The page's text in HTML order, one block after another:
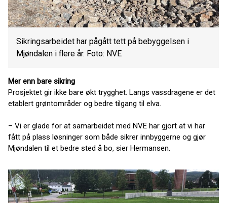
Sikringsarbeidet har pågått tett på bebyggelsen i
Mjøndalen i flere år. Foto: NVE
Mer enn bare sikring
Prosjektet gir ikke bare økt trygghet. Langs vassdragene er det
etablert grøntområder og bedre tilgang til elva.
– Vi er glade for at samarbeidet med NVE har gjort at vi har
fått på plass løsninger som både sikrer innbyggerne og gjør
Mjøndalen til et bedre sted å bo, sier Hermansen.